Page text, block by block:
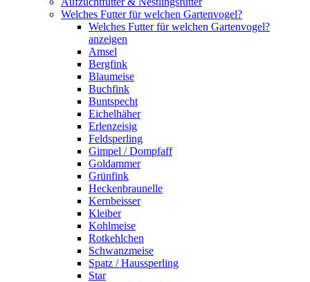
Welches Futter für welchen Gartenvogel?
Welches Futter für welchen Gartenvogel?
anzeigen
Amsel
Bergfink
Blaumeise
Buchfink
Buntspecht
Eichelhäher
Erlenzeisig
Feldsperling
Gimpel / Dompfaff
Goldammer
Grünfink
Heckenbraunelle
Kernbeisser
Kleiber
Kohlmeise
Rotkehlchen
Schwanzmeise
Spatz / Haussperling
Star